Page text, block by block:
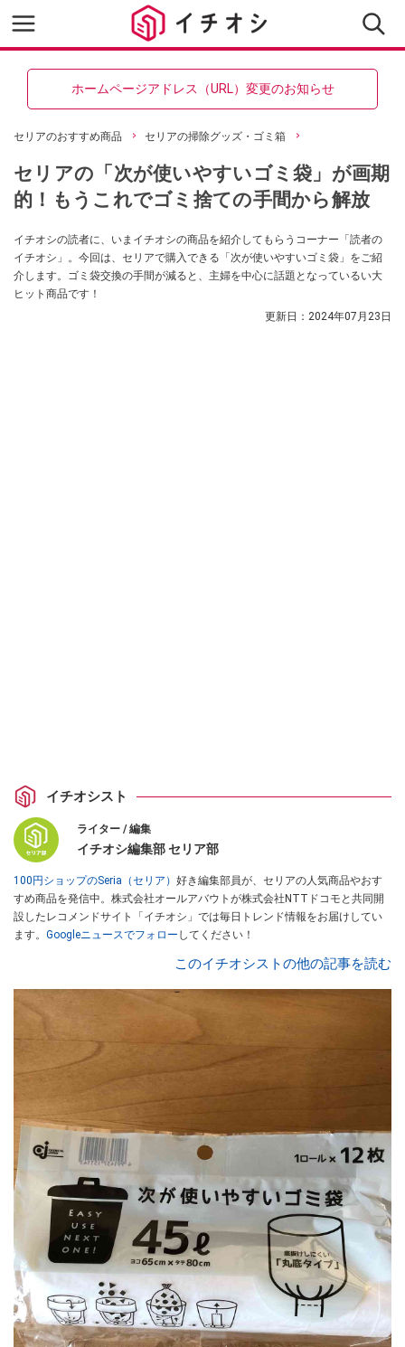
ホームページアドレス（URL）変更のお知らせ
セリアのおすすめ商品 セリアの掃除グッズ・ゴミ箱
セリアの「次が使いやすいゴミ袋」が画期
的！もうこれでゴミ捨ての手間から解放
イチオシの読者に、いまイチオシの商品を紹介してもらうコーナー「読者の
イチオシ」。今回は、セリアで購入できる「次が使いやすいゴミ袋」をご紹
介します。ゴミ袋交換の手間が減ると、主婦を中心に話題となっているい大
ヒット商品です！
更新日： 2024年07月23日
イチオシスト
ライター / 編集
イチオシ編集部 セリア部
100円ショップのSeria（セリア） 好き編集部員が、セリアの人気商品やおす
すめ商品を発信中。株式会社オールアバウトが株式会社NTTドコモと共同開
設したレコメンドサイト「イチオシ」では毎日トレンド情報をお届けしてい
ます。 Googleニュースでフォロー してください！
このイチオシストの他の記事を読む